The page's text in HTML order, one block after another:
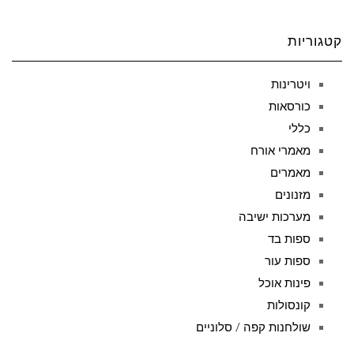
קטגוריות
ויטרינות
כורסאות
כללי
מאמרי אורח
מאמרים
מזנונים
מערכות ישיבה
ספות בד
ספות עור
פינות אוכל
קונסולות
שולחנות קפה / סלוניים